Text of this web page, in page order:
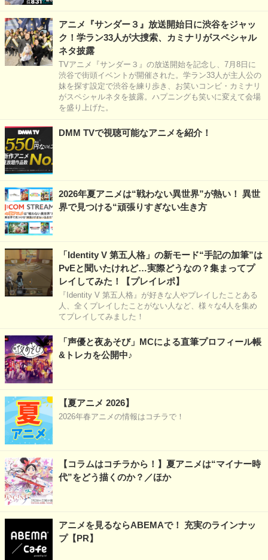
アニメ『サンダー３』放送開始日に渋谷をジャッ
ク！学ラン33人が大捜索、カミナリがスペシャル
ネタ披露
TVアニメ『サンダー３』の放送開始を記念し、7月8日に
渋谷で街頭イベントが開催された。学ラン33人が主人公の
妹を探す設定で渋谷を練り歩き、お笑いコンビ・カミナリ
がスペシャルネタを披露。ハプニングも笑いに変えて会場
を盛り上げた。
DMM TVで視聴可能なアニメを紹介！
2026年夏アニメは“戦わない異世界”が熱い！ 異世
界で見つける“頑張りすぎない生き方
「Identity V 第五人格」の新モード“手記の加筆”は
PvEと聞いたけれど…実際どうなの？集まってプ
レイしてみた！【プレイレポ】
『Identity V 第五人格』が好きな人やプレイしたことある
人、全くプレイしたことがない人など、様々な4人を集め
てプレイしてみました！
「声優と夜あそび」MCによる直筆プロフィール帳
&トレカを公開中♪
【夏アニメ 2026】
2026年春アニメの情報はコチラで！
【コラムはコチラから！】夏アニメは“マイナー時
代”をどう描くのか？／ほか
アニメを見るならABEMAで！ 充実のラインナッ
プ【PR】